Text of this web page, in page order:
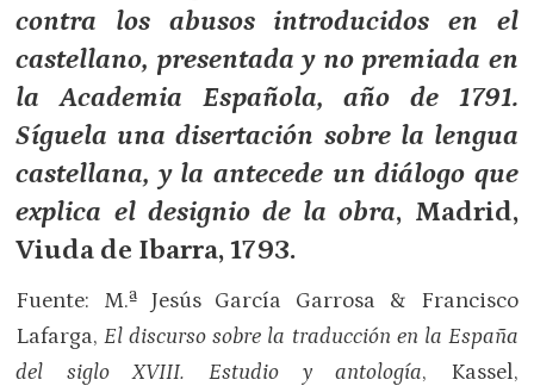
contra los abusos introducidos en el
castellano, presentada y no premiada en
la Academia Española, año de 1791.
Síguela una disertación sobre la lengua
castellana, y la antecede un diálogo que
explica el designio de la obra, Madrid,
Viuda de Ibarra, 1793.
Fuente: M.ª Jesús García Garrosa & Francisco
Lafarga,El discurso sobre la traducción en la España
del siglo XVIII. Estudio y antología, Kassel,